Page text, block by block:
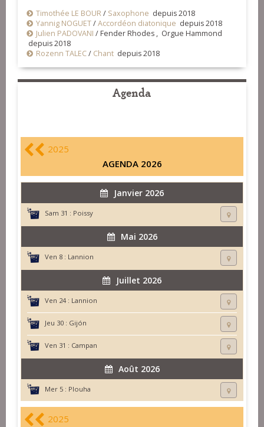
Timothée LE BOUR/ Saxophone depuis 2018
Yannig NOGUET/Accordéon diatonique depuis 2018
Julien PADOVANI / Fender Rhodes , Orgue Hammond
depuis 2018
Rozenn TALEC/ Chant depuis 2018
Agenda
2025
AGENDA 2026
Janvier 2026
Sam 31 : Poissy
Mai 2026
Ven 8 : Lannion
Juillet 2026
Ven 24 : Lannion
Jeu 30 : Gijón
Ven 31 : Campan
Août 2026
Mer 5 : Plouha
2025